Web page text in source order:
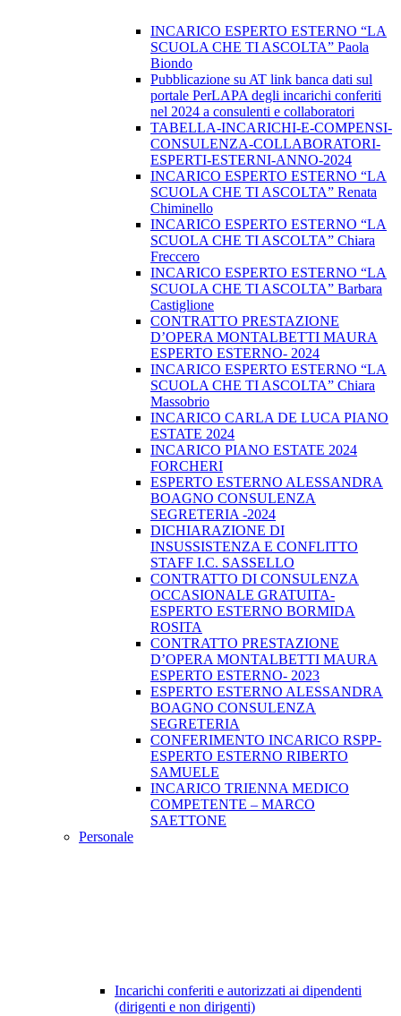
INCARICO ESPERTO ESTERNO “LA
SCUOLA CHE TI ASCOLTA” Paola
Biondo
Pubblicazione su AT link banca dati sul
portale PerLAPA degli incarichi conferiti
nel 2024 a consulenti e collaboratori
TABELLA-INCARICHI-E-COMPENSI-
CONSULENZA-COLLABORATORI-
ESPERTI-ESTERNI-ANNO-2024
INCARICO ESPERTO ESTERNO “LA
SCUOLA CHE TI ASCOLTA” Renata
Chiminello
INCARICO ESPERTO ESTERNO “LA
SCUOLA CHE TI ASCOLTA” Chiara
Freccero
INCARICO ESPERTO ESTERNO “LA
SCUOLA CHE TI ASCOLTA” Barbara
Castiglione
CONTRATTO PRESTAZIONE
D’OPERA MONTALBETTI MAURA
ESPERTO ESTERNO- 2024
INCARICO ESPERTO ESTERNO “LA
SCUOLA CHE TI ASCOLTA” Chiara
Massobrio
INCARICO CARLA DE LUCA PIANO
ESTATE 2024
INCARICO PIANO ESTATE 2024
FORCHERI
ESPERTO ESTERNO ALESSANDRA
BOAGNO CONSULENZA
SEGRETERIA -2024
DICHIARAZIONE DI
INSUSSISTENZA E CONFLITTO
STAFF I.C. SASSELLO
CONTRATTO DI CONSULENZA
OCCASIONALE GRATUITA-
ESPERTO ESTERNO BORMIDA
ROSITA
CONTRATTO PRESTAZIONE
D’OPERA MONTALBETTI MAURA
ESPERTO ESTERNO- 2023
ESPERTO ESTERNO ALESSANDRA
BOAGNO CONSULENZA
SEGRETERIA
CONFERIMENTO INCARICO RSPP-
ESPERTO ESTERNO RIBERTO
SAMUELE
INCARICO TRIENNA MEDICO
COMPETENTE – MARCO
SAETTONE
Personale
Incarichi conferiti e autorizzati ai dipendenti
(dirigenti e non dirigenti)